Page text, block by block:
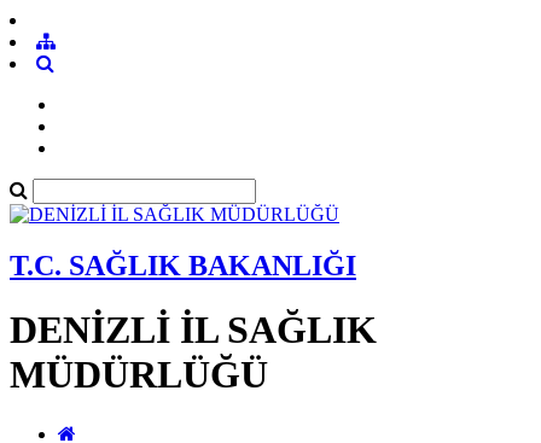
T.C. SAĞLIK BAKANLIĞI
DENİZLİ İL SAĞLIK
MÜDÜRLÜĞÜ